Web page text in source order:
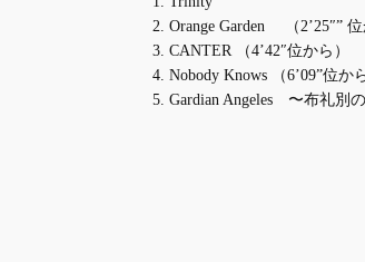
Orange Garden （2’25″” 位
CANTER （4’42″位から）
Nobody Knows （6’09”位から
Gardian Angeles 〜布礼別